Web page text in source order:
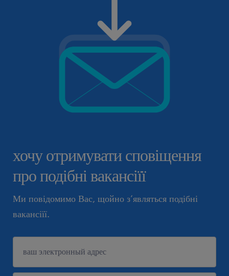
хочу отримувати сповіщення
про подібні вакансіїї
Ми повідомимо Вас, щойно з’являться подібні
вакансіїї.